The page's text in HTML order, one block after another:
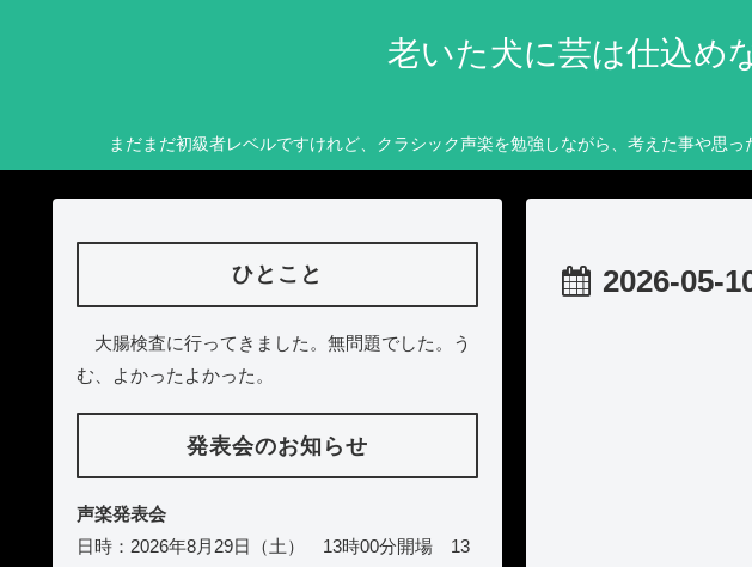
老いた犬に芸は仕込め
まだまだ初級者レベルですけれど、クラシック声楽を勉強しながら、考えた事や
2026-05-
ひとこと
大腸検査に行ってきました。無問題でした。う
む、よかったよかった。
発表会のお知らせ
声楽発表会
日時：2026年8月29日（土） 13時00分開場 13